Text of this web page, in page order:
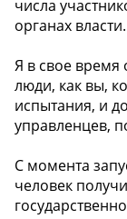
числа
органах власти.
Я в свое время
люди, как вы,
испытания, и
управленцев,
С момента
человек